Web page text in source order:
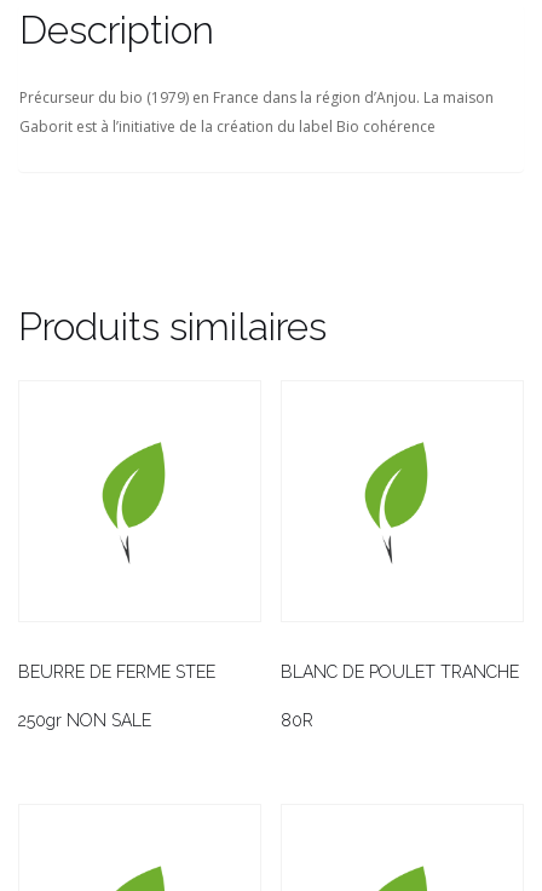
Description
Précurseur du bio (1979) en France dans la région d’Anjou. La maison
Gaborit est à l’initiative de la création du label Bio cohérence
Produits similaires
BEURRE DE FERME STEE
250gr NON SALE
BLANC DE POULET TRANCHE
80R